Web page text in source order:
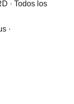
· Todos los
·